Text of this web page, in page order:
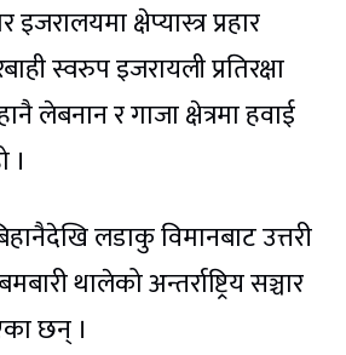
क्षेप्यास्त्र प्रहार
स्वरुप इजरायली प्रतिरक्षा
लेबनान र गाजा क्षेत्रमा हवाई
।
लडाकु विमानबाट उत्तरी
थालेको अन्तर्राष्ट्रिय सञ्चार
छन् ।